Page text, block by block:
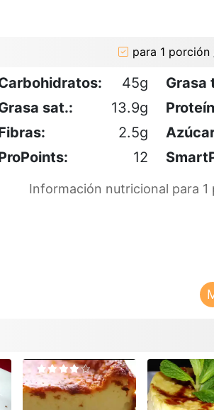
para 1 porción
45g Grasa
sat.:
13.9g
2.5g
12
Información nutricional para 1